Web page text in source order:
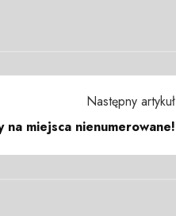
Następny artykuł
na miejsca nienumerowane!